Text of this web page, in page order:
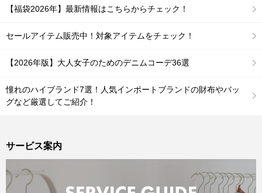
【福袋2026年】最新情報はこちらからチェック！
セールアイテム販売中！対象アイテムをチェック！
【2026年版】大人女子のためのデニムコーデ36選
憧れのハイブランド7選！人気インポートブランドの財布やバッ
グなど厳選してご紹介！
サービス案内